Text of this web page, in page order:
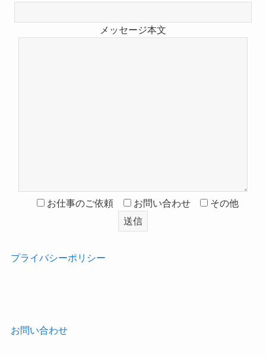
メッセージ本文
お仕事のご依頼 お問い合わせ その他
プライバシーポリシー
お問い合わせ